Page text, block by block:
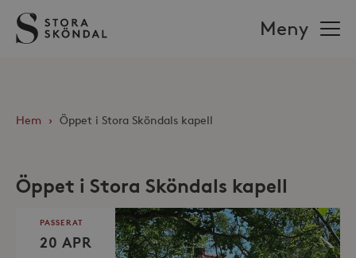
Stora
Sköndal
Meny
Hem › Öppet i Stora Sköndals kapell
Öppet i Stora Sköndals kapell
PASSERAT
20 APR